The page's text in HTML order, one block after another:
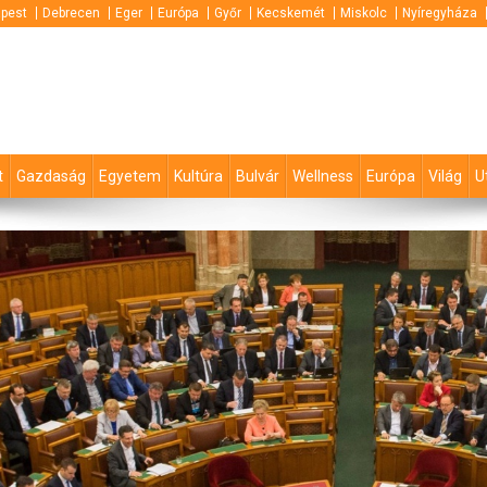
Debrecen Eger Európa Győr Kecskemét Miskolc Nyíregyháza
Gazdaság Egyetem Kultúra Bulvár Wellness Európa Világ